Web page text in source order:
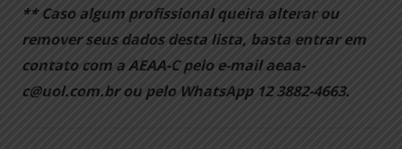
**Caso algum profissional queira alterar ou
removerseus dados desta lista, basta entrar em
contato com a AEAA-C pelo e-mailaeaa-
c@uol.com.brou pelo WhatsApp 12 3882-4663.